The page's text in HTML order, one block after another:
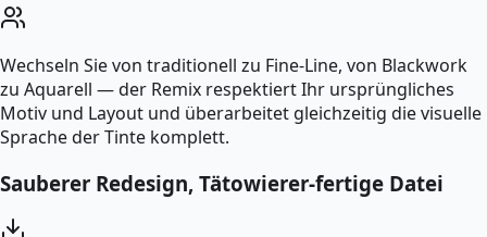
Wechseln Sie von traditionell zu Fine-Line, von Blackwork
zu Aquarell — der Remix respektiert Ihr ursprüngliches
Motiv und Layout und überarbeitet gleichzeitig die visuelle
Sprache der Tinte komplett.
Sauberer Redesign, Tätowierer-fertige Datei